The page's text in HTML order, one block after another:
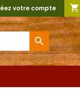
shopping_cart
votre compte
